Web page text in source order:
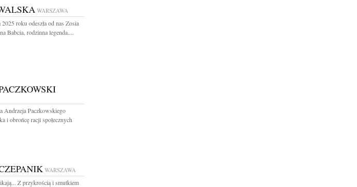
WARSZAWA
roku odeszła od nas Zosia
Babcia, rodzinna legenda....
Andrzeja Paczkowskiego
i obrońcę racji społecznych
WARSZAWA
Z przykrością i smutkiem